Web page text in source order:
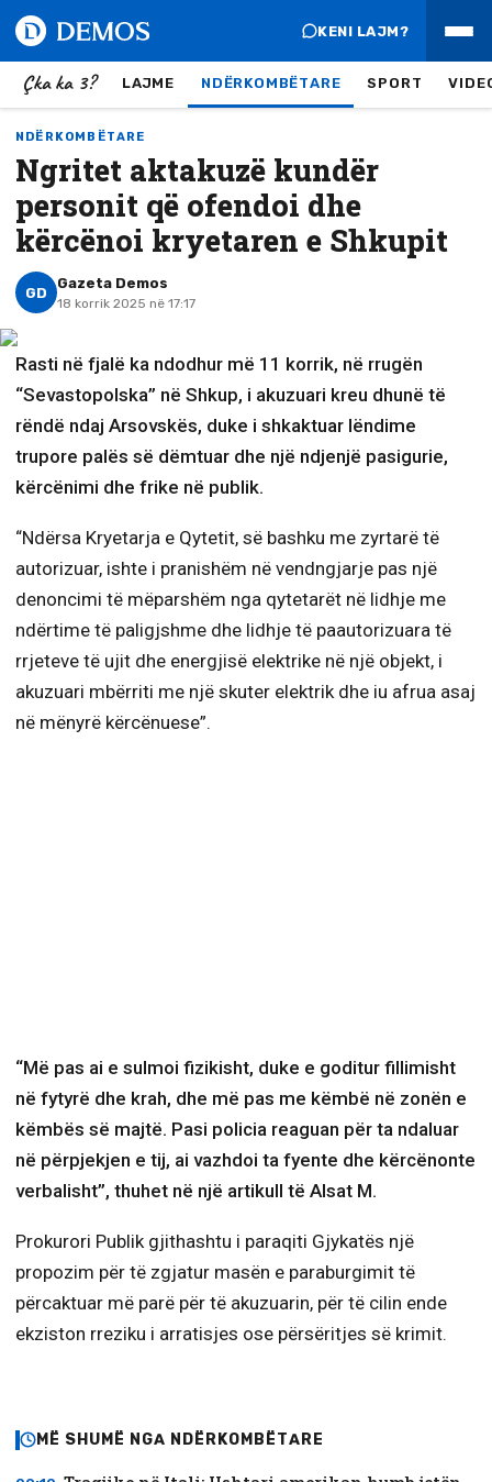
KENI LAJM?
Çka ka 3? LAJME NDËRKOMBËTARE SPORT
NDËRKOMBËTARE
Ngritet aktakuzë kundër
personit që ofendoi dhe
kërcënoi kryetaren e Shkupit
GD
Gazeta Demos
18 korrik 2025 në 17:17
Rasti në fjalë ka ndodhur më 11 korrik, në rrugën
“Sevastopolska” në Shkup, i akuzuari kreu dhunë të
rëndë ndaj Arsovskës, duke i shkaktuar lëndime
trupore palës së dëmtuar dhe një ndjenjë pasigurie,
kërcënimi dhe frike në publik.
“Ndërsa Kryetarja e Qytetit, së bashku me zyrtarë të
autorizuar, ishte i pranishëm në vendngjarje pas një
denoncimi të mëparshëm nga qytetarët në lidhje me
ndërtime të paligjshme dhe lidhje të paautorizuara të
rrjeteve të ujit dhe energjisë elektrike në një objekt, i
akuzuari mbërriti me një skuter elektrik dhe iu afrua asaj
në mënyrë kërcënuese”.
“Më pas ai e sulmoi fizikisht, duke e goditur fillimisht
në fytyrë dhe krah, dhe më pas me këmbë në zonën e
këmbës së majtë. Pasi policia reaguan për ta ndaluar
në përpjekjen e tij, ai vazhdoi ta fyente dhe kërcënonte
verbalisht”, thuhet në një artikull të Alsat M.
Prokurori Publik gjithashtu i paraqiti Gjykatës një
propozim për të zgjatur masën e paraburgimit të
përcaktuar më parë për të akuzuarin, për të cilin ende
ekziston rreziku i arratisjes ose përsëritjes së krimit.
MË SHUMË NGA NDËRKOMBËTARE